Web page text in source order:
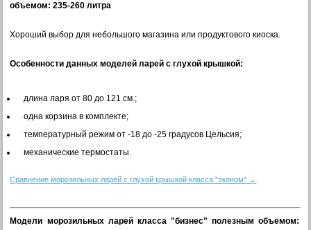
объемом: 235-260 литра
Хороший выбор для небольшого магазина или продуктового киоска.
Особенности данных моделей ларей с глухой крышкой:
длина ларя от 80 до 121 см.;
одна корзина в комплекте;
температурный режим от -18 до -25 градусов Цельсия;
механические термостаты.
Сравнение морозильных ларей с глухой крышкой класса "эконом" →
Модели морозильных ларей класса "бизнес" полезным объемом: